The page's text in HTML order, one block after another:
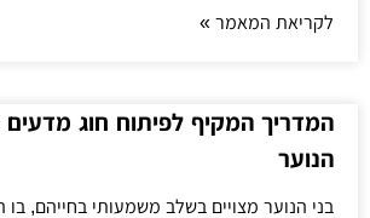
לקריאת המאמר »
המדריך המקיף לפיתוח חוג מדעים
הנוער
בני הנוער מצויים בשלב משמעותי בחייהם,